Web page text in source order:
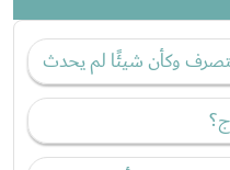
وكأن شيئًا لم يحدث